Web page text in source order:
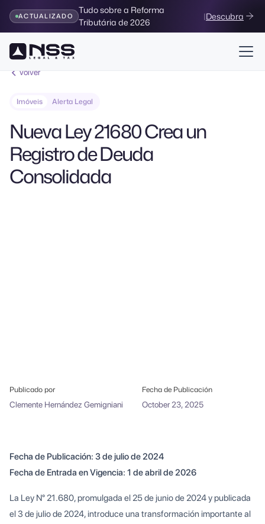
ACTUALIZADO
Tudo sobre a Reforma
Tributária de 2026
|Descubra
Volver
Imóveis Alerta Legal
Nueva Ley 21680 Crea un
Registro de Deuda
Consolidada
Publicado por
Clemente Hernández Gemigniani
Fecha de Publicación
October 23, 2025
Fecha de Publicación: 3 de julio de 2024
Fecha de Entrada en Vigencia: 1 de abril de 2026
La Ley N° 21.680, promulgada el 25 de junio de 2024 y publicada
el 3 de julio de 2024, introduce una transformación importante al